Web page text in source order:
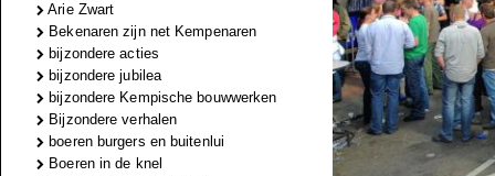
Arie Zwart
Bekenaren zijn net Kempenaren
bijzondere acties
bijzondere jubilea
bijzondere Kempische bouwwerken
Bijzondere verhalen
boeren burgers en buitenlui
Boeren in de knel